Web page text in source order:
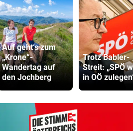
Auf geht‘s zum
„Krone“-
Wandertag auf
den Jochberg
Trotz Babler-
Streit: „SPÖ
in OÖ